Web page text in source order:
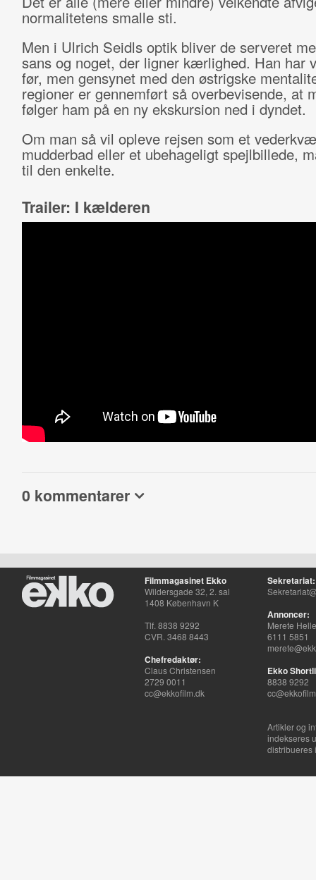
normalitetens smalle sti.
Men i Ulrich Seidls optik bliver de serveret
sans og noget, der ligner kærlighed. Han har
før, men gensynet med den østrigske
regioner er gennemført så overbevisende, at
følger ham på en ny ekskursion ned i dyndet.
Om man så vil opleve rejsen som et
mudderbad eller et ubehageligt spejlbillede,
til den enkelte.
Trailer: I kælderen
0 kommentarer
Filmmagasinet Ekko
Wildersgade 32, 2. sal
1408 København K
Tlf. 8838 9292
CVR. 3468 8443
Chefredaktør:
Claus Christensen
2729 0011
cc@ekkofilm.dk
Sekretariat:
Annoncer:
Merete
6111 5851
Ekko
8838 9292
Artikler og
indekseres
distribueres